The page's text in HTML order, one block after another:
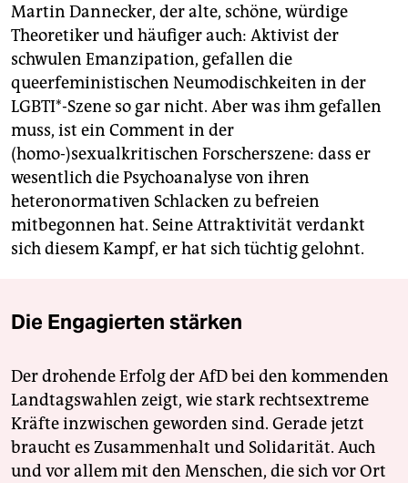
Martin Dannecker, der alte, schöne, würdige
Theoretiker und häufiger auch: Aktivist der
schwulen Emanzipation, gefallen die
queerfeministischen Neumodischkeiten in der
LGBTI*-Szene so gar nicht. Aber was ihm gefallen
muss, ist ein Comment in der
(homo-)sexualkritischen Forscherszene: dass er
wesentlich die Psychoanalyse von ihren
heteronormativen Schlacken zu befreien
mitbegonnen hat. Seine Attraktivität verdankt
sich diesem Kampf, er hat sich tüchtig gelohnt.
Die Engagierten stärken
Der drohende Erfolg der AfD bei den kommenden
Landtagswahlen zeigt, wie stark rechtsextreme
Kräfte inzwischen geworden sind. Gerade jetzt
braucht es Zusammenhalt und Solidarität. Auch
und vor allem mit den Menschen, die sich vor Ort